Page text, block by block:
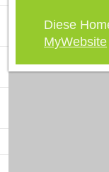
Diese
MyWebsite